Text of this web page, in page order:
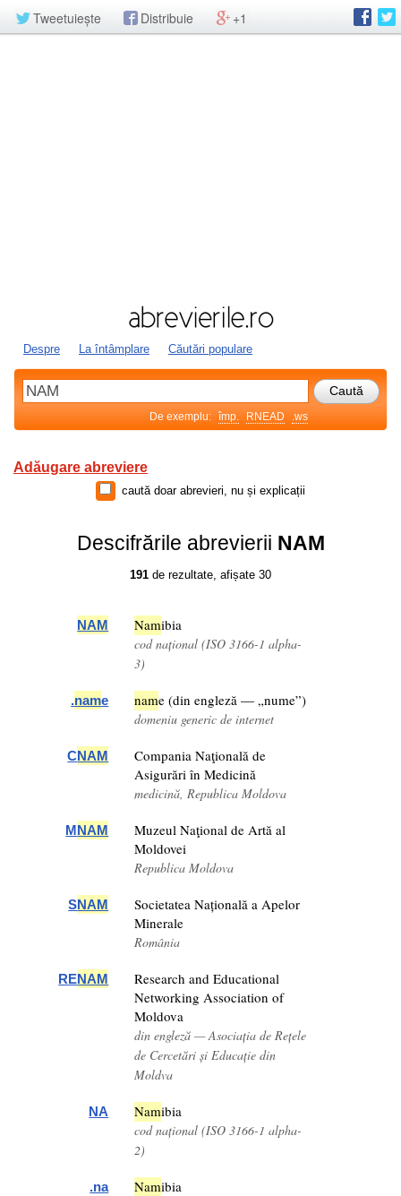
Tweetuiește Distribuie +1
Despre La întâmplare Căutări populare
De exemplu: împ. RNEAD .ws
Adăugare abreviere
caută doar abrevieri, nu și explicații
Descifrările abrevierii NAM
191 de rezultate, afișate 30
NAM Namibia
cod național (ISO 3166-1 alpha-
3)
.name name (din engleză — „nume”)
domeniu generic de internet
CNAM
Compania Naţională de
Asigurări în Medicină
medicină, Republica Moldova
MNAM
Muzeul Naţional de Artă al
Moldovei
Republica Moldova
SNAM
Societatea Națională a Apelor
Minerale
România
RENAM
Research and Educational
Networking Association of
Moldova
din engleză — Asociația de Rețele
de Cercetări și Educație din
Moldva
NA Namibia
cod național (ISO 3166-1 alpha-
2)
.na Namibia